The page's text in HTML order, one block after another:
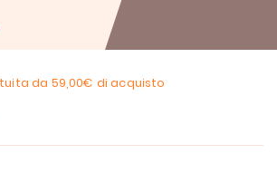
da 59,00€ di acquisto